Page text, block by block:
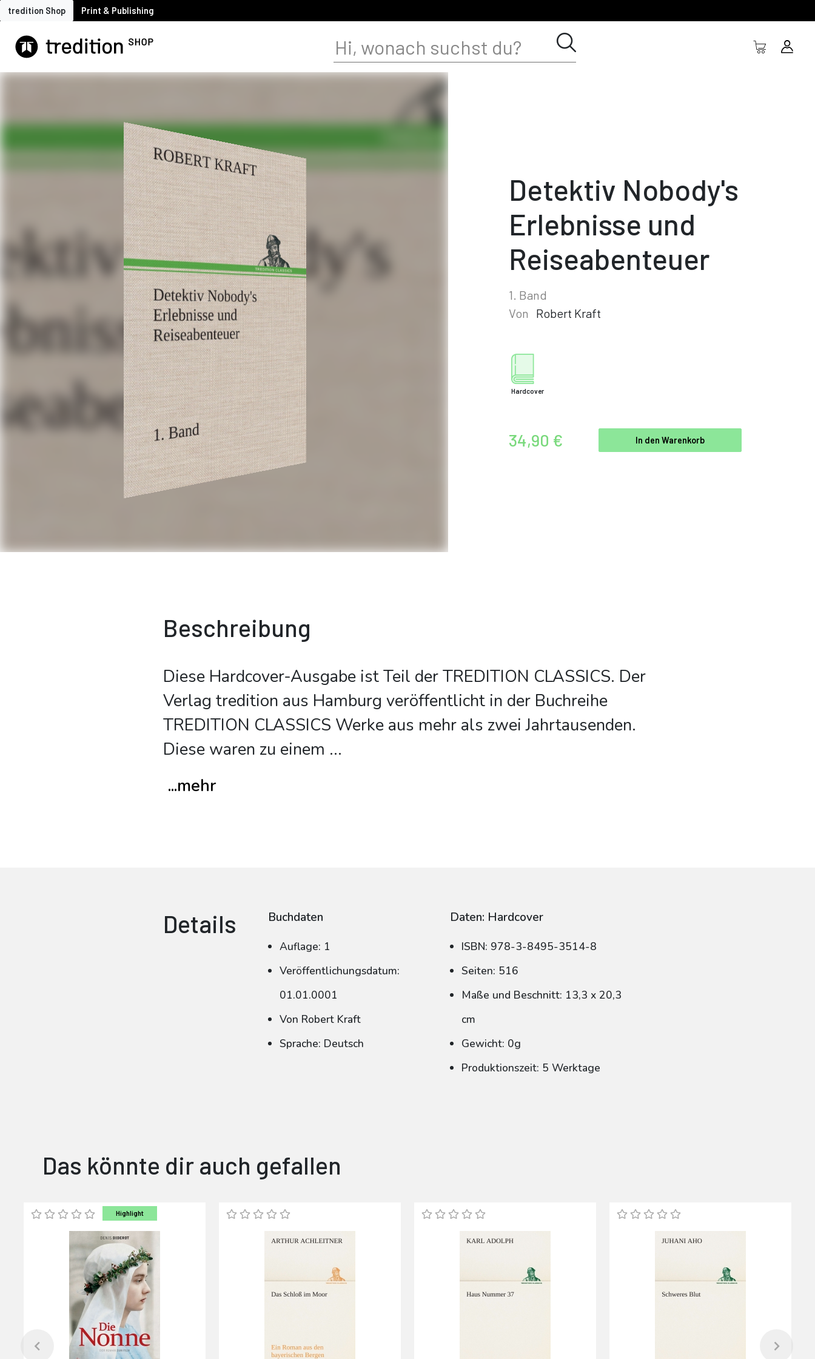
tredition Shop Print & Publishing
Detektiv Nobody's
Erlebnisse und
Reiseabenteuer
1. Band
Von
Robert Kraft
Hardcover
34,90 € In den Warenkorb
Beschreibung
Diese Hardcover-Ausgabe ist Teil der TREDITION CLASSICS. Der
Verlag tredition aus Hamburg veröffentlicht in der Buchreihe
TREDITION CLASSICS Werke aus mehr als zwei Jahrtausenden.
Diese waren zu einem ...
...mehr
Details Buchdaten
Auflage: 1
Veröffentlichungsdatum:
01.01.0001
Von Robert Kraft
Sprache: Deutsch
Daten: Hardcover
ISBN: 978-3-8495-3514-8
Seiten: 516
Maße und Beschnitt: 13,3 x 20,3
cm
Gewicht: 0g
Produktionszeit: 5 Werktage
Das könnte dir auch gefallen
Highlight